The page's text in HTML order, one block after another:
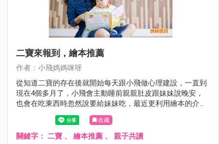
二寶來報到，繪本推薦
作者：小飛媽媽咪呀
從知道二寶的存在後就開始每天跟小飛做心理建設，一直到
現在4個多月了，小飛會主動睡前親親肚皮跟妹妹說晚安，
也會在吃東西時忽然說要給妹妹吃，最近更利用繪本的介紹
想讓他知道妹妹出生後可能發生的不一樣。
收藏
關鍵字： 二寶 、 繪本推薦 、 親子共讀